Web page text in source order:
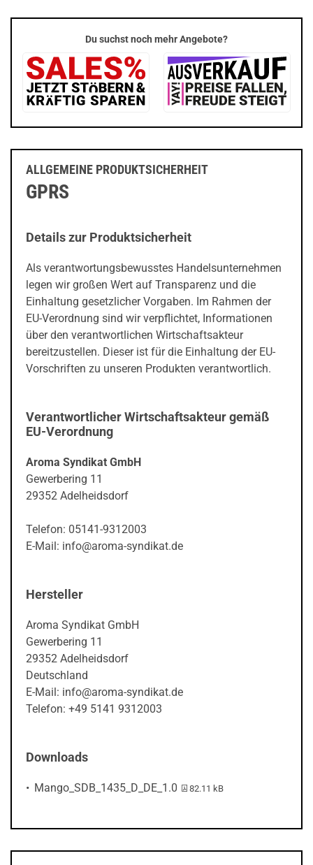
Du suchst noch mehr Angebote?
ALLGEMEINE PRODUKTSICHERHEIT
GPRS
Details zur Produktsicherheit
Als verantwortungsbewusstes Handelsunternehmen
legen wir großen Wert auf Transparenz und die
Einhaltung gesetzlicher Vorgaben. Im Rahmen der
EU-Verordnung sind wir verpflichtet, Informationen
über den verantwortlichen Wirtschaftsakteur
bereitzustellen. Dieser ist für die Einhaltung der EU-
Vorschriften zu unseren Produkten verantwortlich.
Verantwortlicher Wirtschaftsakteur gemäß
EU-Verordnung
Aroma Syndikat GmbH
Gewerbering 11
29352 Adelheidsdorf
Telefon: 05141-9312003
E-Mail: info@aroma-syndikat.de
Hersteller
Aroma Syndikat GmbH
Gewerbering 11
29352 Adelheidsdorf
Deutschland
E-Mail: info@aroma-syndikat.de
Telefon: +49 5141 9312003
Downloads
Mango_SDB_1435_D_DE_1.0 PDF-Datei:
82.11 kB